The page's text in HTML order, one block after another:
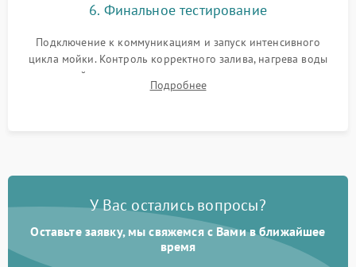
6. Финальное тестирование
Подключение к коммуникациям и запуск интенсивного
цикла мойки. Контроль корректного залива, нагрева воды
до нужной температуры, отсутствия посторонних шумов,
штатного слива и абсолютной сухости в поддоне.
Подробнее
У Вас остались вопросы?
Оставьте заявку, мы свяжемся с Вами в ближайшее
время